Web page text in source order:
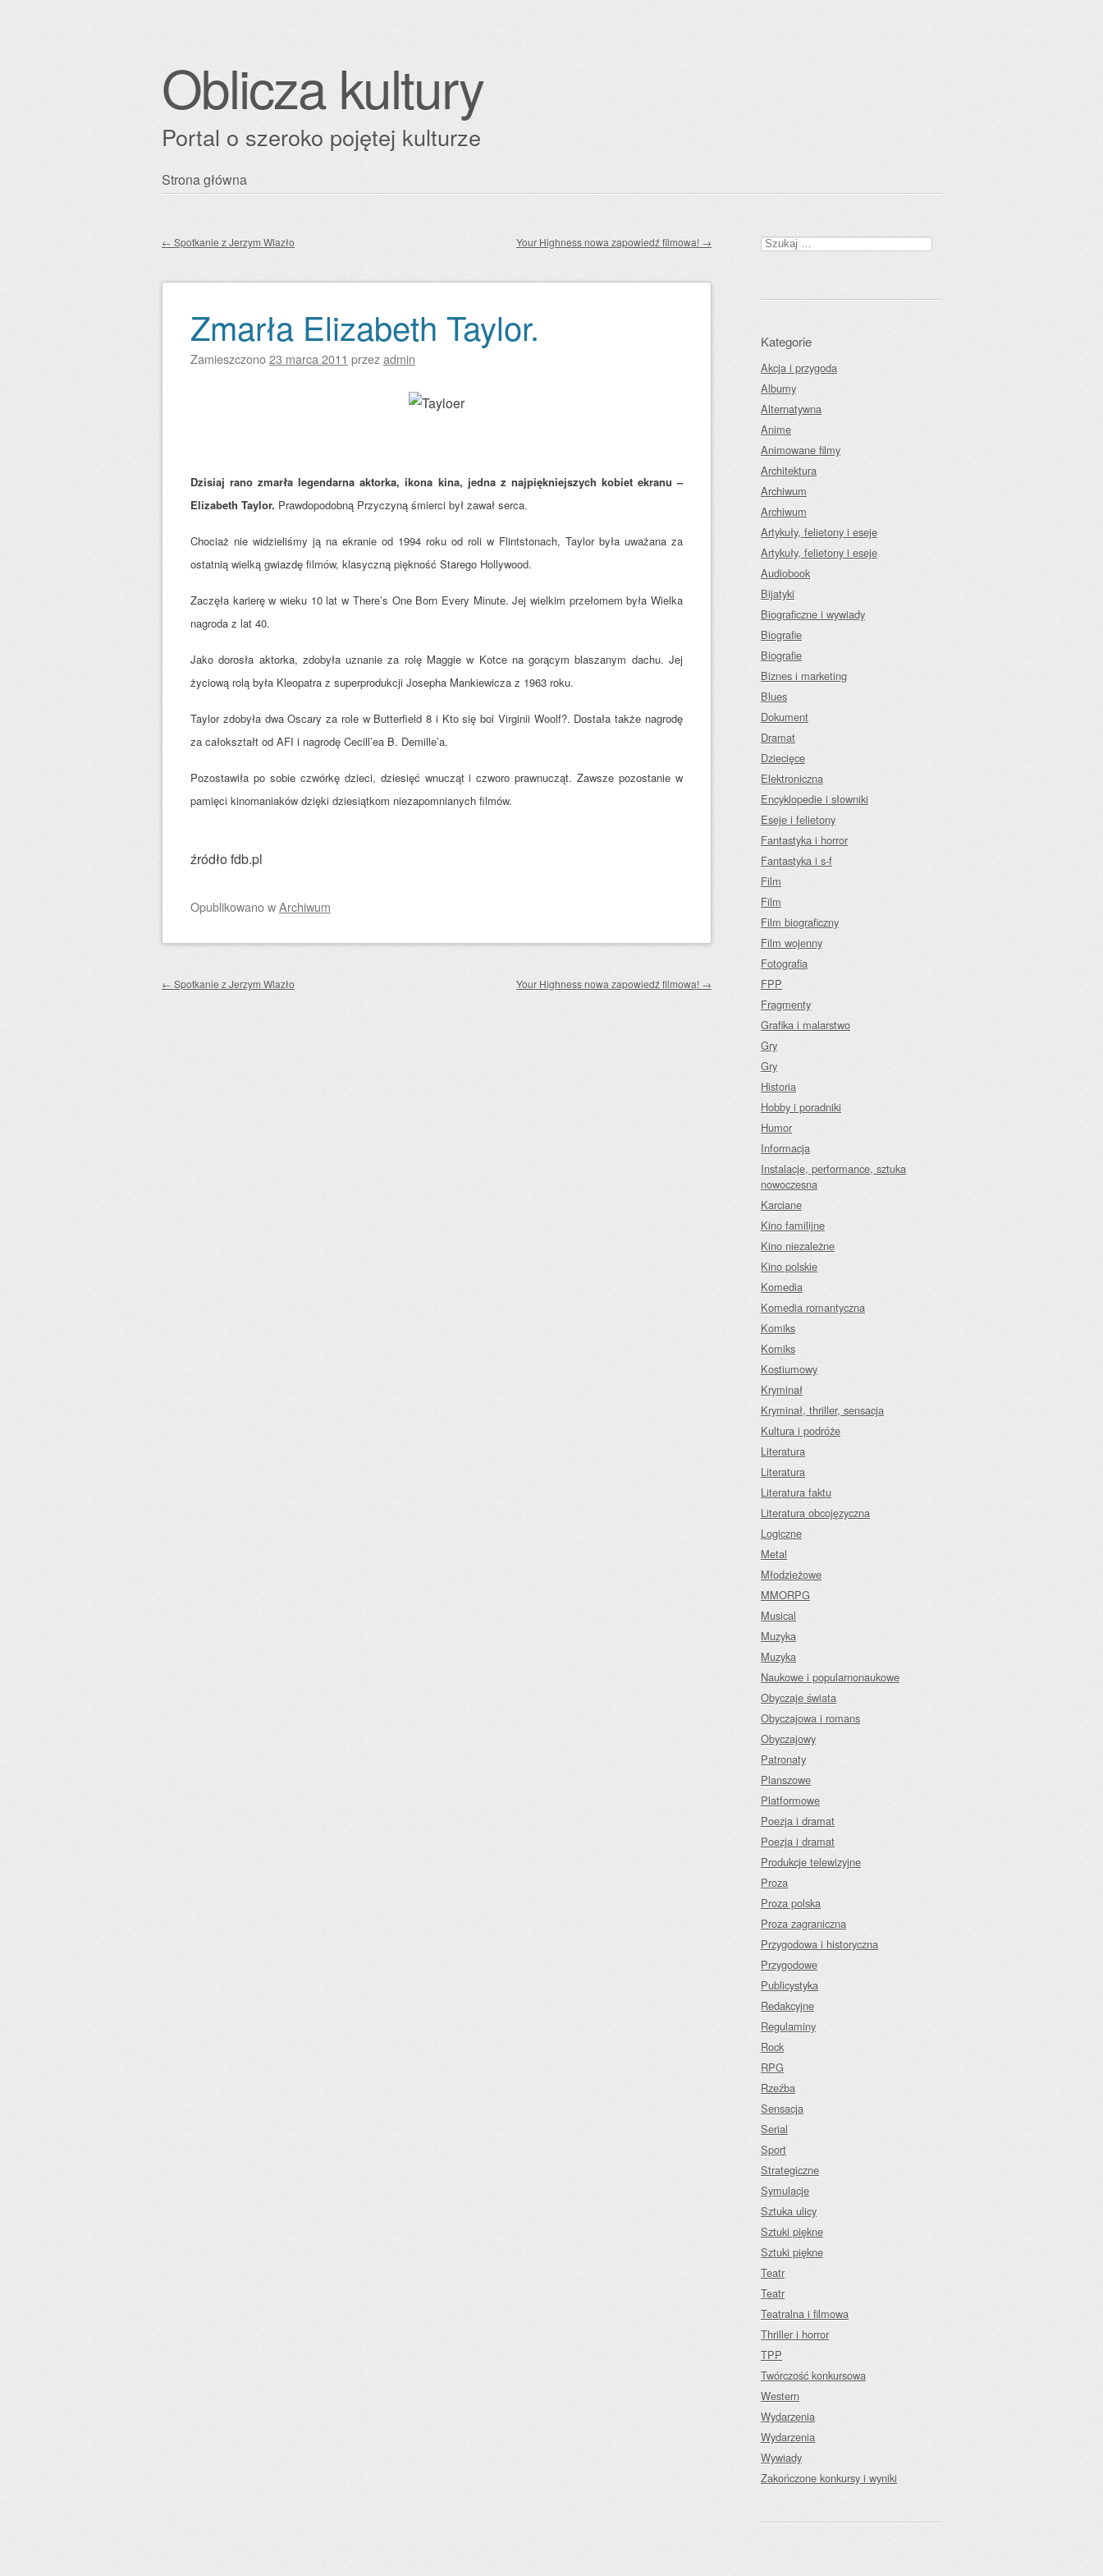
Oblicza kultury
Portal o szeroko pojętej kulturze
Przejdź
Strona główna
Zobacz wpisy
← Spotkanie z Jerzym Wlazło Your Highness nowa zapowiedź filmowa! →
Zmarła Elizabeth Taylor.
Zamieszczono23 marca 2011 przezadmin
Dzisiaj rano zmarła legendarna aktorka, ikona kina, jedna z najpiękniejszych kobiet ekranu –
Elizabeth Taylor. Prawdopodobną Przyczyną śmierci był zawał serca.
Chociaż nie widzieliśmy ją na ekranie od 1994 roku od roli w Flintstonach, Taylor była uważana za
ostatnią wielką gwiazdę filmów, klasyczną piękność Starego Hollywood.
Zaczęła karierę w wieku 10 lat w There’s One Born Every Minute. Jej wielkim przełomem była Wielka
nagroda z lat 40.
Jako dorosła aktorka, zdobyła uznanie za rolę Maggie w Kotce na gorącym blaszanym dachu. Jej
życiową rolą była Kleopatra z superprodukcji Josepha Mankiewicza z 1963 roku.
Taylor zdobyła dwa Oscary za role w Butterfield 8 i Kto się boi Virginii Woolf?. Dostała także nagrodę
za całokształt od AFI i nagrodę Cecill’ea B. Demille’a.
Pozostawiła po sobie czwórkę dzieci, dziesięć wnucząt i czworo prawnucząt. Zawsze pozostanie w
pamięci kinomaniaków dzięki dziesiątkom niezapomnianych filmów.
źródło fdb.pl
OpublikowanowArchiwum
Zobacz wpisy
← Spotkanie z Jerzym Wlazło Your Highness nowa zapowiedź filmowa! →
Szukaj:
Kategorie
Akcja i przygoda
Albumy
Alternatywna
Anime
Animowane filmy
Architektura
Archiwum
Archiwum
Artykuły, felietony i eseje
Artykuły, felietony i eseje
Audiobook
Bijatyki
Biograficzne i wywiady
Biografie
Biografie
Biznes i marketing
Blues
Dokument
Dramat
Dziecięce
Elektroniczna
Encyklopedie i słowniki
Eseje i felietony
Fantastyka i horror
Fantastyka i s-f
Film
Film
Film biograficzny
Film wojenny
Fotografia
FPP
Fragmenty
Grafika i malarstwo
Gry
Gry
Historia
Hobby i poradniki
Humor
Informacja
Instalacje, performance, sztuka
nowoczesna
Karciane
Kino familijne
Kino niezależne
Kino polskie
Komedia
Komedia romantyczna
Komiks
Komiks
Kostiumowy
Kryminał
Kryminał, thriller, sensacja
Kultura i podróże
Literatura
Literatura
Literatura faktu
Literatura obcojęzyczna
Logiczne
Metal
Młodzieżowe
MMORPG
Musical
Muzyka
Muzyka
Naukowe i popularnonaukowe
Obyczaje świata
Obyczajowa i romans
Obyczajowy
Patronaty
Planszowe
Platformowe
Poezja i dramat
Poezja i dramat
Produkcje telewizyjne
Proza
Proza polska
Proza zagraniczna
Przygodowa i historyczna
Przygodowe
Publicystyka
Redakcyjne
Regulaminy
Rock
RPG
Rzeźba
Sensacja
Serial
Sport
Strategiczne
Symulacje
Sztuka ulicy
Sztuki piękne
Sztuki piękne
Teatr
Teatr
Teatralna i filmowa
Thriller i horror
TPP
Twórczość konkursowa
Western
Wydarzenia
Wydarzenia
Wywiady
Zakończone konkursy i wyniki